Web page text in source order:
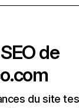
de
du site